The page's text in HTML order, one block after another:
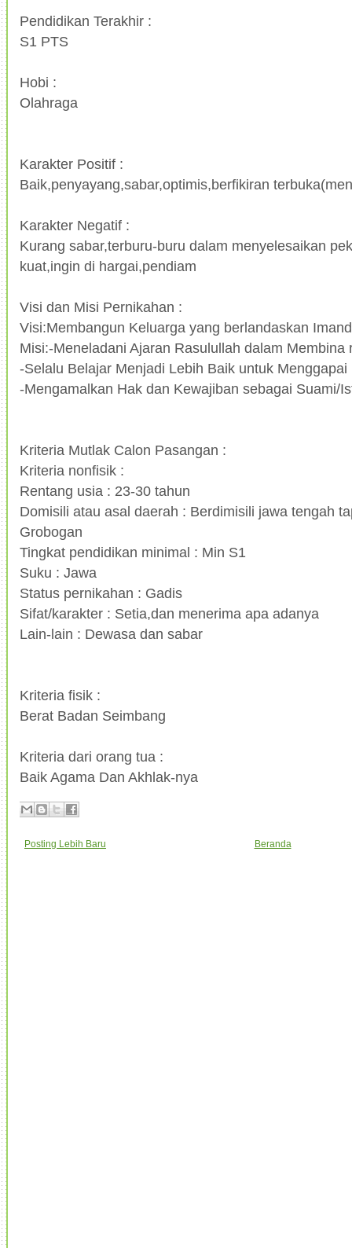
Pendidikan Terakhir :
S1 PTS
Hobi :
Olahraga
Karakter Positif :
Baik,penyayang,sabar,optimis,berfikiran
Karakter Negatif :
Kurang sabar,terburu-buru dalam menyelesaikan
kuat,ingin di hargai,pendiam
Visi dan Misi Pernikahan :
Visi:Membangun Keluarga yang berlandaskan
Misi:-Meneladani Ajaran Rasulullah dalam Membina
-Selalu Belajar Menjadi Lebih Baik untuk Menggapai
-Mengamalkan Hak dan Kewajiban sebagai Suami/
Kriteria Mutlak Calon Pasangan :
Kriteria nonfisik :
Rentang usia : 23-30 tahun
Domisili atau asal daerah : Berdimisili jawa tengah
Grobogan
Tingkat pendidikan minimal : Min S1
Suku : Jawa
Status pernikahan : Gadis
Sifat/karakter : Setia,dan menerima apa adanya
Lain-lain : Dewasa dan sabar
Kriteria fisik :
Berat Badan Seimbang
Kriteria dari orang tua :
Baik Agama Dan Akhlak-nya
Posting Lebih Baru Beranda